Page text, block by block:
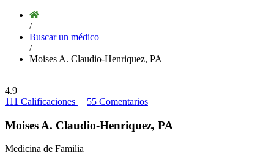
/
Buscar un médico
/
Moises A. Claudio-Henriquez, PA
4.9
111 Calificaciones | 55 Comentarios
Moises A. Claudio-Henriquez, PA
Medicina de Familia